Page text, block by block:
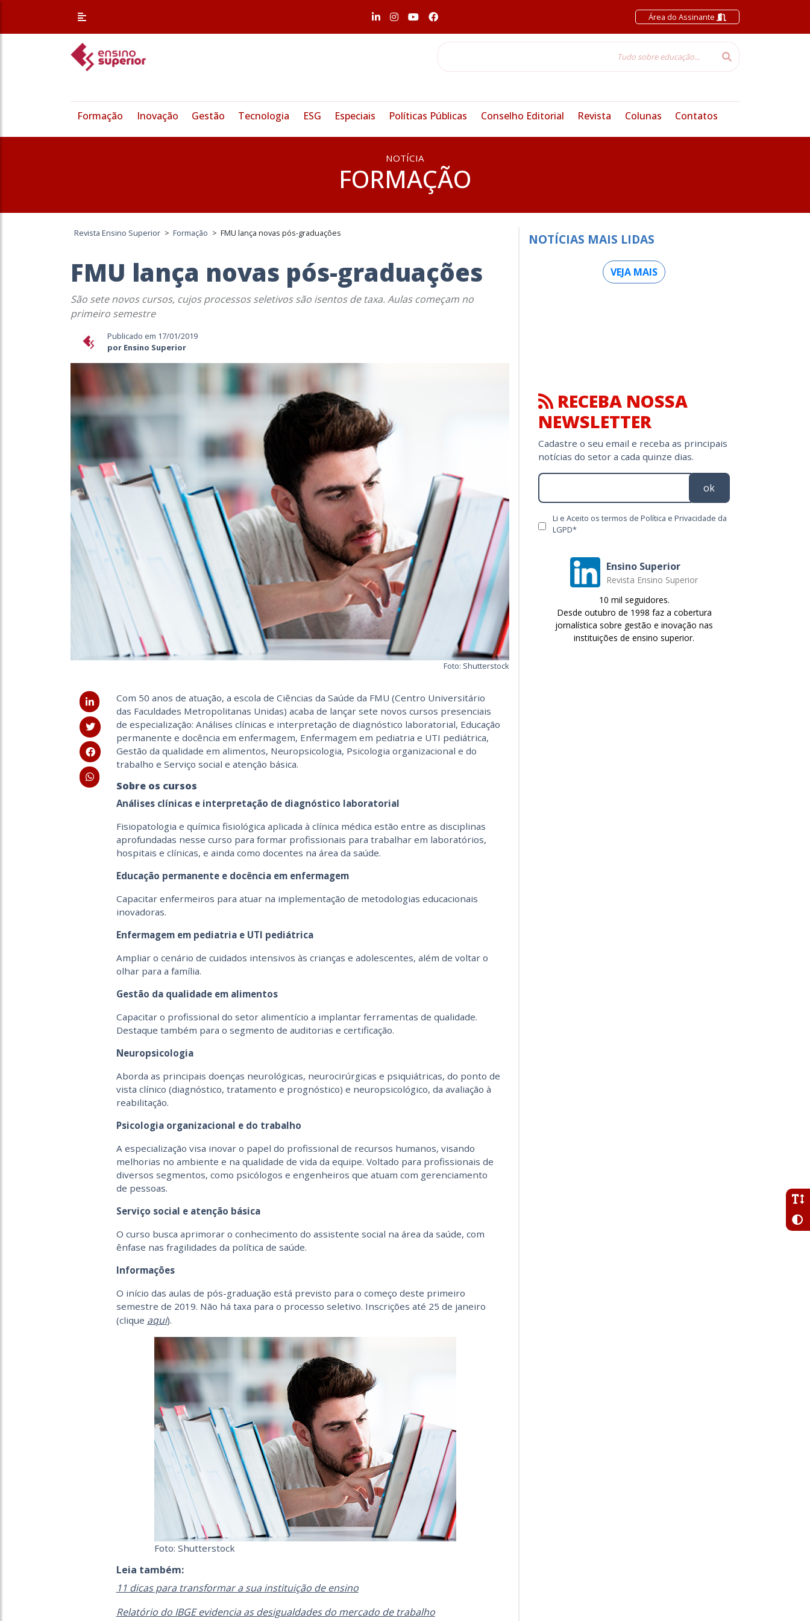
Área do Assinante
Formação Inovação Gestão Tecnologia ESG Especiais Políticas Públicas Conselho Editorial Revista Colunas Contatos
NOTÍCIA
FORMAÇÃO
Revista Ensino Superior > Formação > FMU lança novas pós-graduações
FMU lança novas pós-graduações
São sete novos cursos, cujos processos seletivos são isentos de taxa. Aulas começam no
primeiro semestre
Publicado em 17/01/2019
por Ensino Superior
Foto: Shutterstock
Com 50 anos de atuação, a escola de Ciências da Saúde da FMU (Centro Universitário
das Faculdades Metropolitanas Unidas) acaba de lançar sete novos cursos presenciais
de especialização: Análises clínicas e interpretação de diagnóstico laboratorial, Educação
permanente e docência em enfermagem, Enfermagem em pediatria e UTI pediátrica,
Gestão da qualidade em alimentos, Neuropsicologia, Psicologia organizacional e do
trabalho e Serviço social e atenção básica.
Sobre os cursos
Análises clínicas e interpretação de diagnóstico laboratorial
Fisiopatologia e química fisiológica aplicada à clínica médica estão entre as disciplinas
aprofundadas nesse curso para formar profissionais para trabalhar em laboratórios,
hospitais e clínicas, e ainda como docentes na área da saúde.
Educação permanente e docência em enfermagem
Capacitar enfermeiros para atuar na implementação de metodologias educacionais
inovadoras.
Enfermagem em pediatria e UTI pediátrica
Ampliar o cenário de cuidados intensivos às crianças e adolescentes, além de voltar o
olhar para a família.
Gestão da qualidade em alimentos
Capacitar o profissional do setor alimentício a implantar ferramentas de qualidade.
Destaque também para o segmento de auditorias e certificação.
Neuropsicologia
Aborda as principais doenças neurológicas, neurocirúrgicas e psiquiátricas, do ponto de
vista clínico (diagnóstico, tratamento e prognóstico) e neuropsicológico, da avaliação à
reabilitação.
Psicologia organizacional e do trabalho
A especialização visa inovar o papel do profissional de recursos humanos, visando
melhorias no ambiente e na qualidade de vida da equipe. Voltado para profissionais de
diversos segmentos, como psicólogos e engenheiros que atuam com gerenciamento
de pessoas.
Serviço social e atenção básica
O curso busca aprimorar o conhecimento do assistente social na área da saúde, com
ênfase nas fragilidades da política de saúde.
Informações
O início das aulas de pós-graduação está previsto para o começo deste primeiro
semestre de 2019. Não há taxa para o processo seletivo. Inscrições até 25 de janeiro
(clique aqui).
Foto: Shutterstock
Leia também:
11 dicas para transformar a sua instituição de ensino
Relatório do IBGE evidencia as desigualdades do mercado de trabalho
NOTÍCIAS MAIS LIDAS
VEJA MAIS
RECEBA NOSSA
NEWSLETTER
Cadastre o seu email e receba as principais
notícias do setor a cada quinze dias.
ok
Li e Aceito os termos de Política e Privacidade da
LGPD*
Ensino Superior
Revista Ensino Superior
10 mil seguidores.
Desde outubro de 1998 faz a cobertura
jornalística sobre gestão e inovação nas
instituições de ensino superior.